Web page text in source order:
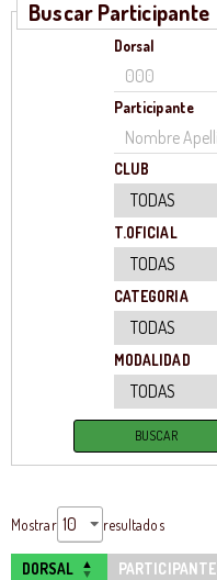
Buscar Participante
Dorsal
Participante
CLUB
T.OFICIAL
CATEGORIA
MODALIDAD
Mostrar resultados
DORSAL PARTICIPANTE